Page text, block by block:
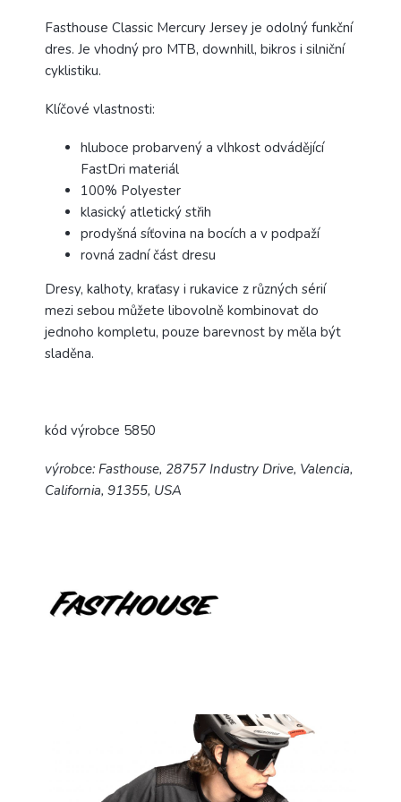
Fasthouse Classic Mercury Jersey je odolný funkční
dres. Je vhodný pro MTB, downhill, bikros i silniční
cyklistiku.
Klíčové vlastnosti:
hluboce probarvený a vlhkost odvádějící
FastDri materiál
100% Polyester
klasický atletický střih
prodyšná síťovina na bocích a v podpaží
rovná zadní část dresu
Dresy, kalhoty, kraťasy i rukavice z různých sérií
mezi sebou můžete libovolně kombinovat do
jednoho kompletu, pouze barevnost by měla být
sladěna.
kód výrobce 5850
výrobce: Fasthouse, 28757 Industry Drive, Valencia,
California, 91355, USA